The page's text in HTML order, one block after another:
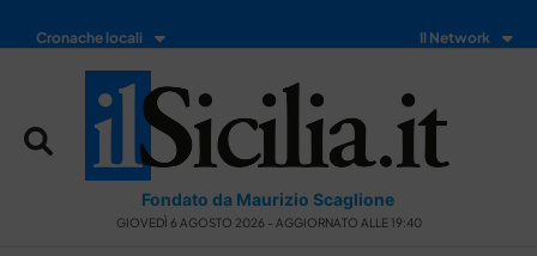
Cronache locali Il Network
Fondato da Maurizio Scaglione
GIOVEDÌ 6 AGOSTO 2026 - AGGIORNATO ALLE 19:40